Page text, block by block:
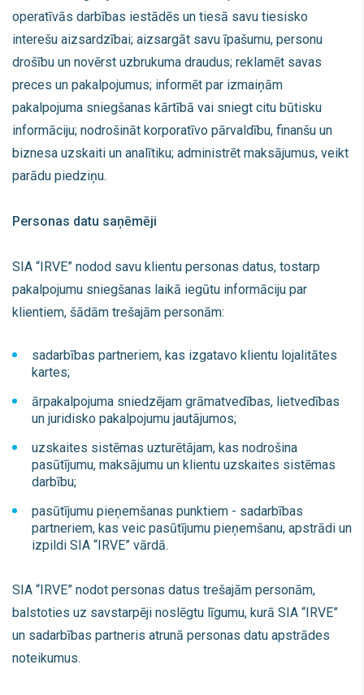
operatīvās darbības iestādēs un tiesā savu tiesisko
interešu aizsardzībai; aizsargāt savu īpašumu, personu
drošību un novērst uzbrukuma draudus; reklamēt savas
preces un pakalpojumus; informēt par izmaiņām
pakalpojuma sniegšanas kārtībā vai sniegt citu būtisku
informāciju; nodrošināt korporatīvo pārvaldību, finanšu un
biznesa uzskaiti un analītiku; administrēt maksājumus, veikt
parādu piedziņu.
Personas datu saņēmēji
SIA “IRVE” nodod savu klientu personas datus, tostarp
pakalpojumu sniegšanas laikā iegūtu informāciju par
klientiem, šādām trešajām personām:
sadarbības partneriem, kas izgatavo klientu lojalitātes
kartes;
ārpakalpojuma sniedzējam grāmatvedības, lietvedības
un juridisko pakalpojumu jautājumos;
uzskaites sistēmas uzturētājam, kas nodrošina
pasūtījumu, maksājumu un klientu uzskaites sistēmas
darbību;
pasūtījumu pieņemšanas punktiem - sadarbības
partneriem, kas veic pasūtījumu pieņemšanu, apstrādi un
izpildi SIA “IRVE” vārdā.
SIA “IRVE” nodot personas datus trešajām personām,
balstoties uz savstarpēji noslēgtu līgumu, kurā SIA “IRVE”
un sadarbības partneris atrunā personas datu apstrādes
noteikumus.